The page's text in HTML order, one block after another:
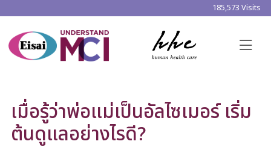
185,573 Visits
เมื่อรู้ว่าพ่อแม่เป็นอัลไซเมอร์ เริ่ม
ต้นดูแลอย่างไรดี?